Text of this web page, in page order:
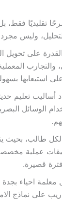
تقليديًا
وليس
على تحويل
والتجارب
استيعابها
أساليب تعليم
الوسائل
طالب، بحيث
عملية
قصيرة.
احياء بجدة
على نماذج